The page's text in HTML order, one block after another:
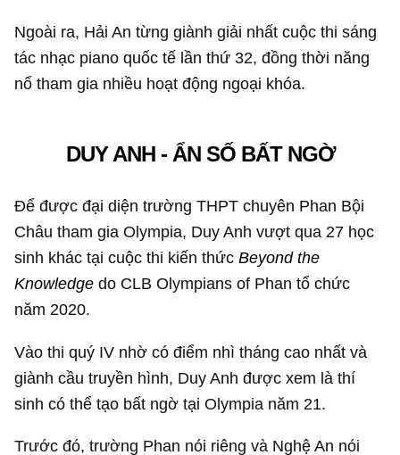
Ngoài ra, Hải An từng giành giải nhất cuộc thi sáng
tác nhạc piano quốc tế lần thứ 32, đồng thời năng
nổ tham gia nhiều hoạt động ngoại khóa.
DUY ANH - ẨN SỐ BẤT NGỜ
Để được đại diện trường THPT chuyên Phan Bội
Châu tham gia Olympia, Duy Anh vượt qua 27 học
sinh khác tại cuộc thi kiến thứcBeyond the
Knowledge do CLB Olympians of Phan tổ chức
năm 2020.
Vào thi quý IV nhờ có điểm nhì tháng cao nhất và
giành cầu truyền hình, Duy Anh được xem là thí
sinh có thể tạo bất ngờ tại Olympia năm 21.
Trước đó, trường Phan nói riêng và Nghệ An nói